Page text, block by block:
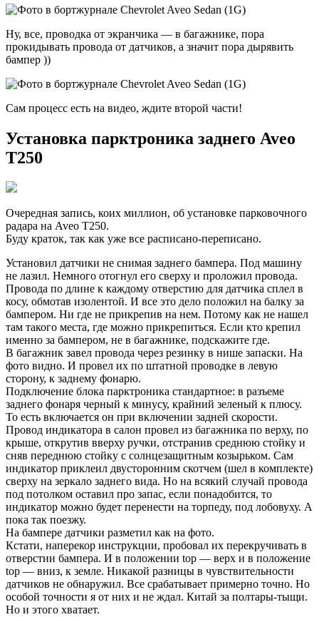
Ну, все, проводка от экранчика — в багажнике, пора
прокидывать провода от датчиков, а значит пора дырявить
бампер ))
Сам процесс есть на видео, ждите второй части!
Установка парктроника заднего Aveo
T250
Очередная запись, коих миллион, об установке парковочного
радара на Aveo T250.
Буду краток, так как уже все расписано-переписано.
Установил датчики не снимая заднего бампера. Под машину
не лазил. Немного отогнул его сверху и проложил провода.
Провода по длине к каждому отверстию для датчика сплел в
косу, обмотав изолентой. И все это дело положил на балку за
бампером. Ни где не прикрепив на нем. Потому как не нашел
там такого места, где можно прикрепиться. Если кто крепил
именно за бампером, не в багажнике, подскажите где.
В багажник завел провода через резинку в нише запаски. На
фото видно. И провел их по штатной проводке в левую
сторону, к заднему фонарю.
Подключение блока парктроника стандартное: в разъеме
заднего фонаря черный к минусу, крайний зеленый к плюсу.
То есть включается он при включении задней скорости.
Провод индикатора в салон провел из багажника по верху, по
крыше, открутив вверху ручки, отстранив среднюю стойку и
сняв переднюю стойку с солнцезащитным козырьком. Сам
индикатор приклеил двусторонним скотчем (шел в комплекте)
сверху на зеркало заднего вида. Но на всякий случай провода
под потолком оставил про запас, если понадобится, то
индикатор можно будет перенести на торпеду, под лобовуху. А
пока так поезжу.
На бампере датчики разметил как на фото.
Кстати, наперекор инструкции, пробовал их перекручивать в
отверстии бампера. И в положении top — верх и в положение
top — вниз, к земле. Никакой разницы в чувствительности
датчиков не обнаружил. Все срабатывает примерно точно. Но
особой точности я от них и не ждал. Китай за полтары-тыщи.
Но и этого хватает.